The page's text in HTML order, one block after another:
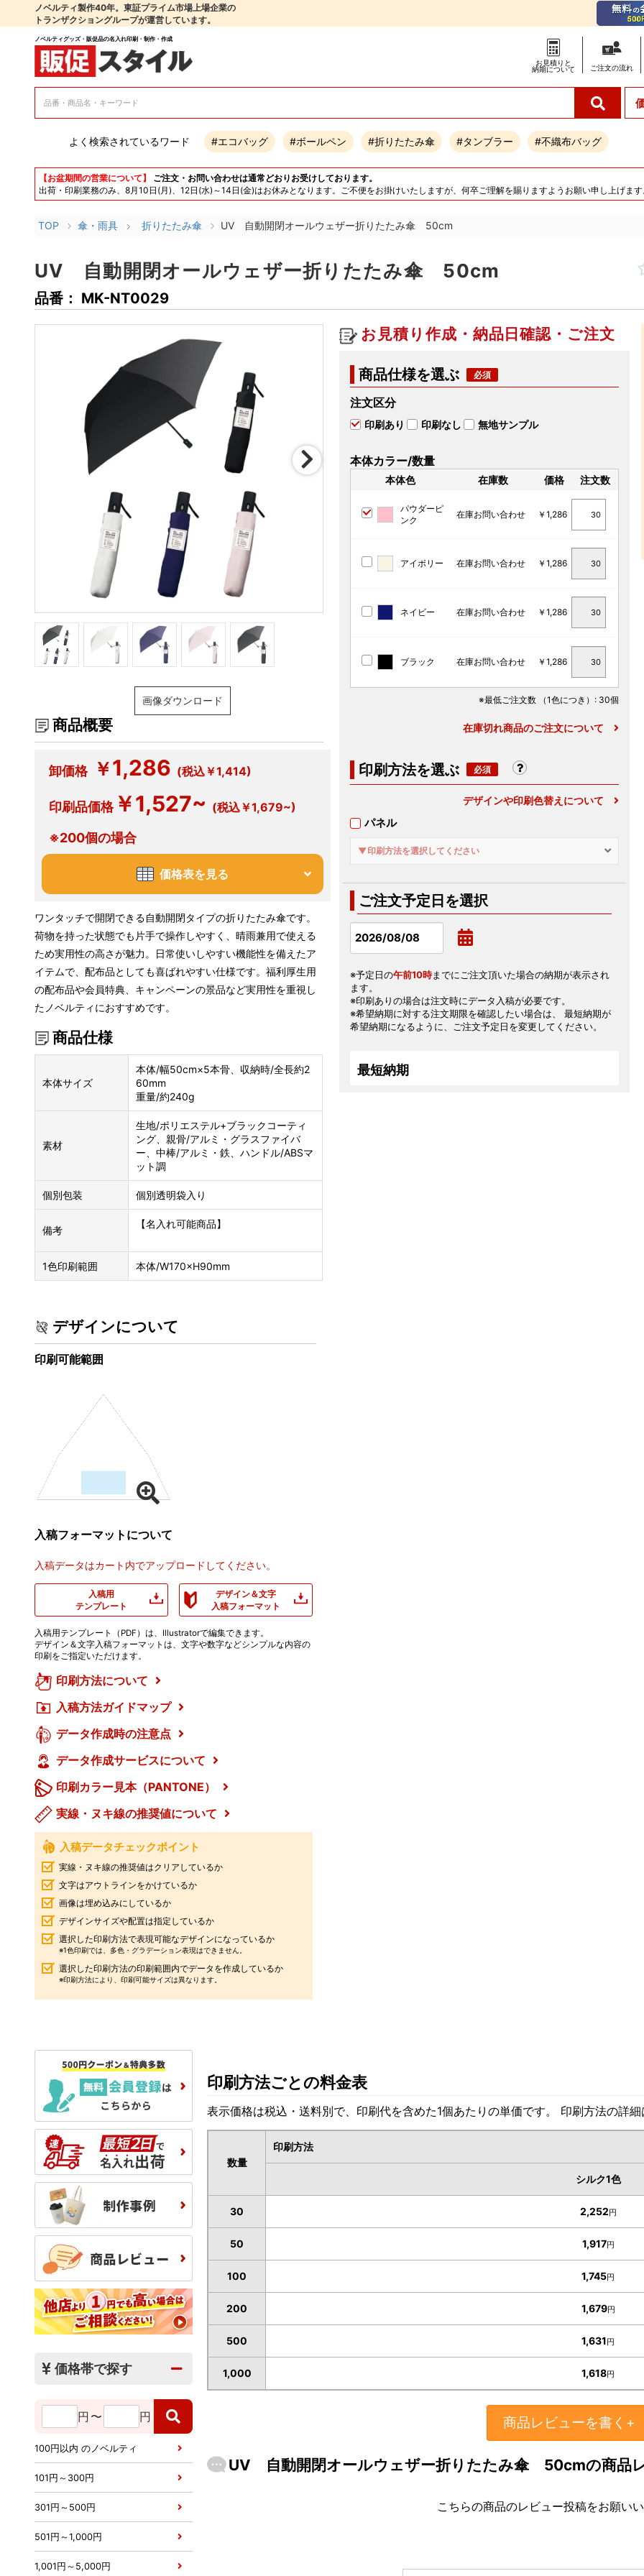
ノベルティ製作40年。東証プライム市場上場企業の
トランザクショングループが運営しています。
ノベルティグッズ・販促品の名入れ印刷・制作・作成
お見積りと
納期について
ご注文の流れ
よく検索されているワード #エコバッグ #ボールペン #折りたたみ傘 #タンブラー #不織布バッグ
【お盆期間の営業について】
ご注文・お問い合わせは通常どおりお受けしております。
出荷・印刷業務のみ、8月10日(月)、12日(水)～14日(金)はお休みとなります。ご不便をお掛けいたしますが、何卒ご理解を賜りますようお願い申し上げま
TOP 傘・雨具 折りたたみ傘 UV 自動開閉オールウェザー折りたたみ傘 50cm
UV 自動開閉オールウェザー折りたたみ傘 50cm
品番： MK-NT0029
画像ダウンロード
商品概要
卸価格 ￥1,286 (税込￥1,414)
印刷品価格￥1,527~ (税込￥1,679~)
※200個の場合
価格表を見る
ワンタッチで開閉できる自動開閉タイプの折りたたみ傘です。
荷物を持った状態でも片手で操作しやすく、晴雨兼用で使える
ため実用性の高さが魅力。日常使いしやすい機能性を備えたア
イテムで、配布品としても喜ばれやすい仕様です。福利厚生用
の配布品や会員特典、キャンペーンの景品など実用性を重視し
たノベルティにおすすめです。
商品仕様
本体サイズ
本体/幅50cm×5本骨、収納時/全長約2
60mm
重量/約240g
素材
生地/ポリエステル+ブラックコーティ
ング、親骨/アルミ・グラスファイバ
ー、中棒/アルミ・鉄、ハンドル/ABSマ
ット調
個別包装 個別透明袋入り
備考
【名入れ可能商品】
1色印刷範囲 本体/W170×H90mm
デザインについて
印刷可能範囲
入稿フォーマットについて
入稿データはカート内でアップロードしてください。
入稿用
テンプレート
デザイン＆文字
入稿フォーマット
入稿用テンプレート（PDF）は、Illustratorで編集できます。
デザイン＆文字入稿フォーマットは、文字や数字などシンプルな内容の
印刷をご指定いただけます。
印刷方法について
入稿方法ガイドマップ
データ作成時の注意点
データ作成サービスについて
印刷カラー見本（PANTONE）
実線・ヌキ線の推奨値について
入稿データチェックポイント
実線・ヌキ線の推奨値はクリアしているか
文字はアウトラインをかけているか
画像は埋め込みにしているか
デザインサイズや配置は指定しているか
選択した印刷方法で表現可能なデザインになっているか
※1色印刷では、多色・グラデーション表現はできません。
選択した印刷方法の印刷範囲内でデータを作成しているか
※印刷方法により、印刷可能サイズは異なります。
お見積り作成・納品日確認・ご注文
商品仕様を選ぶ
注文区分
印刷あり 印刷なし 無地サンプル
本体カラー/数量
本体色 在庫数 価格 注文数
パウダーピ
ンク
在庫お問い合わせ ￥1,286
アイボリー 在庫お問い合わせ ￥1,286
ネイビー 在庫お問い合わせ ￥1,286
ブラック 在庫お問い合わせ ￥1,286
※最低ご注文数 （1色につき） : 30個
在庫切れ商品のご注文について
印刷方法を選ぶ
デザインや印刷色替えについて
パネル
▼印刷方法を選択してください
ご注文予定日を選択
※予定日の午前10時までにご注文頂いた場合の納期が表示され
ます。
※印刷ありの場合は注文時にデータ入稿が必要です。
※希望納期に対する注文期限を確認したい場合は、 最短納期が
希望納期になるように、ご注文予定日を変更してください。
最短納期
価格帯で探す
円 〜 円
100円以内 のノベルティ
101円～300円
301円～500円
501円～1,000円
1,001円～5,000円
印刷方法ごとの料金表
表示価格は税込・送料別で、印刷代を含めた1個あたりの単価です。 印刷方法の詳
数量
印刷方法
シルク1色
30 2,252円
50 1,917円
100 1,745円
200 1,679円
500 1,631円
1,000 1,618円
商品レビューを書く+
UV 自動開閉オールウェザー折りたたみ傘 50cmの商品
こちらの商品のレビュー投稿をお願い